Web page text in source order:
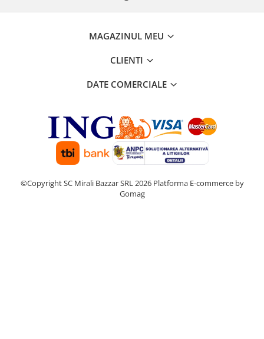
MAGAZINUL MEU
CLIENTI
DATE COMERCIALE
©Copyright SC Mirali Bazzar SRL 2026 Platforma E-commerce by
Gomag